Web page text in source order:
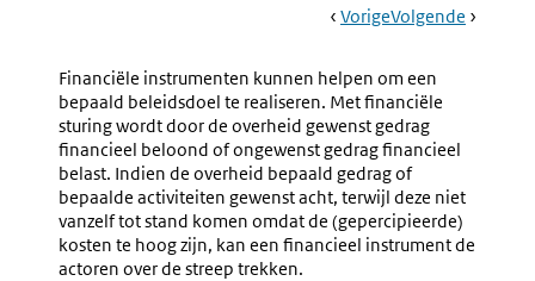
Book
Ga
VorigePagina:
Shaming
Ga
Volgende Pagina:
Financiële instrumenten kunnen helpen om een
bepaald beleidsdoel te realiseren. Met financiële
sturing wordt door de overheid gewenst gedrag
financieel beloond of ongewenst gedrag financieel
belast. Indien de overheid bepaald gedrag of
bepaalde activiteiten gewenst acht, terwijl deze niet
vanzelf tot stand komen omdat de (gepercipieerde)
kosten te hoog zijn, kan een financieel instrument de
actoren over de streep trekken.